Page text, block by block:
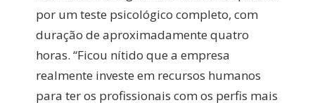
por um teste psicológico completo, com
duração de aproximadamente quatro
horas. “Ficou nítido que a empresa
realmente investe em recursos humanos
para ter os profissionais com os perfis mais